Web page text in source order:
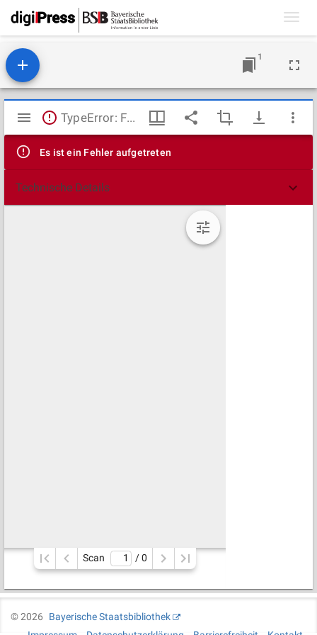
1
Mirador
Viewer
TypeError: Failed to fetch
Es ist ein Fehler aufgetreten
Technische Details
Scan / 0
©2026
Bayerische Staatsbibliothek